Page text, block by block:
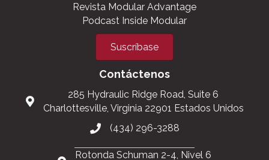
Revista Modular Advantage
Podcast Inside Modular
Suscríbase
Contáctenos
285 Hydraulic Ridge Road, Suite 6
Charlottesville, Virginia 22901 Estados Unidos
(434) 296-3288
Rotonda Schuman 2-4, Nivel 6